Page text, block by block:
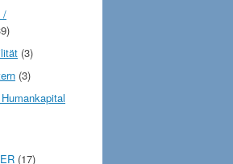
/
(3)
(3)
(17)